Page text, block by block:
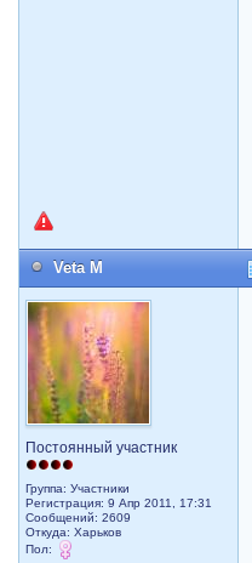
Veta M
Постоянный участник
Группа: Участники
Регистрация: 9 Апр 2011, 17:31
Сообщений: 2609
Откуда: Харьков
Пол: